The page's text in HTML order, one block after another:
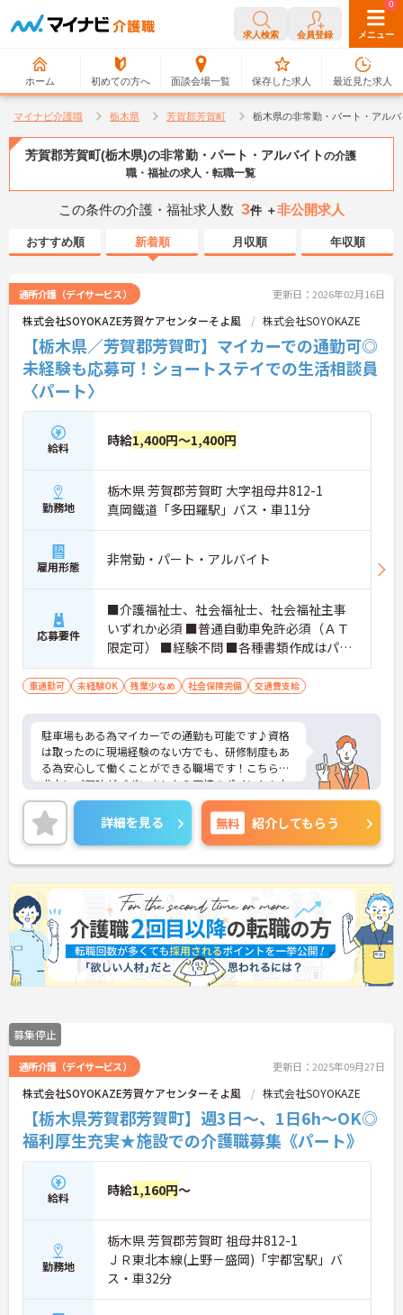
求人検索 会員登録 メニュー
ホーム 初めての方へ 面談会場一覧
0
保存した求人
0
最近見た求人
マイナビ介護職 栃木県 芳賀郡芳賀町 栃木県の非常勤・パート・アル
芳賀郡芳賀町(栃木県)の非常勤・パート・アルバイトの介護
職・福祉の求人・転職一覧
この条件の介護・福祉求人数 3件 ＋非公開求人
おすすめ順 新着順 月収順 年収順
通所介護（デイサービス） 更新日：2026年02月16日
株式会社SOYOKAZE芳賀ケアセンターそよ風 株式会社SOYOKAZE
【栃木県／芳賀郡芳賀町】マイカーでの通勤可◎
未経験も応募可！ショートステイでの生活相談員
〈パート〉
給料 時給1,400円～1,400円
勤務地
栃木県 芳賀郡芳賀町 大字祖母井812-1
真岡鐵道「多田羅駅」バス・車11分
雇用形態 非常勤・パート・アルバイト
応募要件
■介護福祉士、社会福祉士、社会福祉主事
いずれか必須 ■普通自動車免許必須（ＡＴ
限定可） ■経験不問 ■各種書類作成はパソ
コンでの作業となります
車通勤可 未経験OK 残業少なめ 社会保険完備 交通費支給
駐車場もある為マイカーでの通勤も可能です♪資格
は取ったのに現場経験のない方でも、研修制度もあ
る為安心して働くことができる職場です！こちらの
求人にご興味がございましたら面接のポイントもお
伝えしますので是非ご応募お待ちしております。
詳細を見る 無料 紹介してもらう
募集停止
通所介護（デイサービス） 更新日：2025年09月27日
株式会社SOYOKAZE芳賀ケアセンターそよ風 株式会社SOYOKAZE
【栃木県芳賀郡芳賀町】週3日～、1日6h～OK◎
福利厚生充実★施設での介護職募集《パート》
給料 時給1,160円～
勤務地
栃木県 芳賀郡芳賀町 祖母井812-1
ＪＲ東北本線(上野－盛岡)「宇都宮駅」バ
ス・車32分